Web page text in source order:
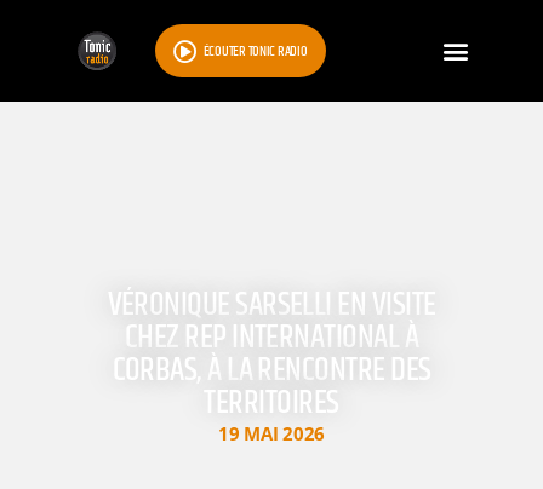
ÉCOUTER TONIC RADIO
VÉRONIQUE SARSELLI EN VISITE
CHEZ REP INTERNATIONAL À
CORBAS, À LA RENCONTRE DES
TERRITOIRES
19 MAI 2026